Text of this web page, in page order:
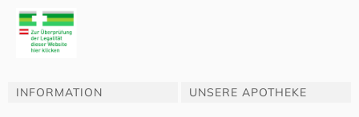
INFORMATION UNSERE APOTHEKE